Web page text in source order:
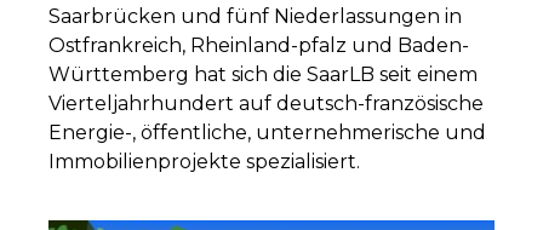
Saarbrücken und fünf Niederlassungen in
Ostfrankreich, Rheinland-pfalz und Baden-
Württemberg hat sich die SaarLB seit einem
Vierteljahrhundert auf deutsch-französische
Energie-, öffentliche, unternehmerische und
Immobilienprojekte spezialisiert.